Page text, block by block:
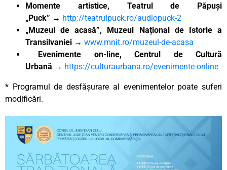
Momente artistice, Teatrul de Păpuși
„Puck” → http://teatrulpuck.ro/audiopuck-2
„Muzeul de acasă”, Muzeul Național de Istorie a
Transilvaniei → www.mnit.ro/muzeul-de-acasa
Evenimente on-line, Centrul de Cultură
Urbană → https://culturaurbana.ro/evenimente-online
* Programul de desfășurare al evenimentelor poate suferi
modificări.